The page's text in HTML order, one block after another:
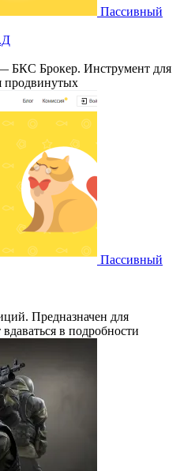
Пассивный
БКС Брокер. Инструмент для
продвинутых
Пассивный
Предназначен для
в подробности